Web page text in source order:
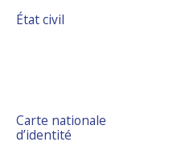
État civil
Carte nationale
d’identité